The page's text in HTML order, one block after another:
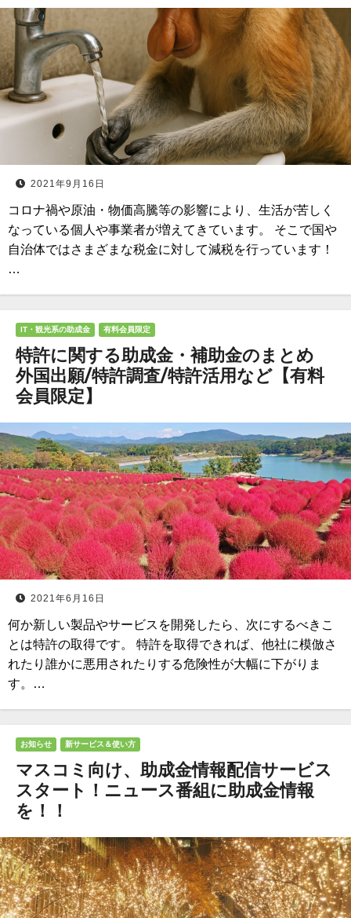
2021年9月16日
コロナ禍や原油・物価高騰等の影響により、生活が苦しく
なっている個人や事業者が増えてきています。 そこで国や
自治体ではさまざまな税金に対して減税を行っています！
…
IT・観光系の助成金 有料会員限定
特許に関する助成金・補助金のまとめ
外国出願/特許調査/特許活用など【有料
会員限定】
2021年6月16日
何か新しい製品やサービスを開発したら、次にするべきこ
とは特許の取得です。 特許を取得できれば、他社に模倣さ
れたり誰かに悪用されたりする危険性が大幅に下がりま
す。…
お知らせ 新サービス＆使い方
マスコミ向け、助成金情報配信サービス
スタート！ニュース番組に助成金情報
を！！